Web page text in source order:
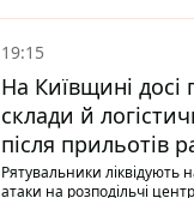
19:15
На Київщині досі
склади й
після прильотів
ДСНС
Рятувальники ліквідують
атаки на розподільчі